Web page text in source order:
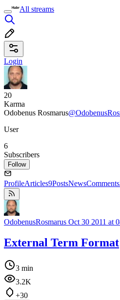
All streams
Login
20
Karma
Odobenus Rosmarus
User
6
Subscribers
Follow
ProfileArticles9PostsNewsComments
OdobenusRosmarus Oct 30 2011 at
External Term Format
3 min
3.2K
+30